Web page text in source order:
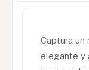
Captura un
elegante y